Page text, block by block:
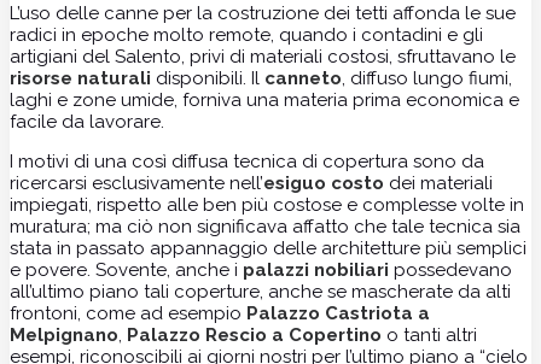
L’uso delle canne per la costruzione dei tetti affonda le sue
radici in epoche molto remote, quando i contadini e gli
artigiani del Salento, privi di materiali costosi, sfruttavano le
risorse naturali disponibili. Il canneto, diffuso lungo fiumi,
laghi e zone umide, forniva una materia prima economica e
facile da lavorare.
I motivi di una così diffusa tecnica di copertura sono da
ricercarsi esclusivamente nell’esiguo costo dei materiali
impiegati, rispetto alle ben più costose e complesse volte in
muratura; ma ciò non significava affatto che tale tecnica sia
stata in passato appannaggio delle architetture più semplici
e povere. Sovente, anche i palazzi nobiliari possedevano
all’ultimo piano tali coperture, anche se mascherate da alti
frontoni, come ad esempio Palazzo Castriota a
Melpignano, Palazzo Rescio a Copertino o tanti altri
esempi, riconoscibili ai giorni nostri per l’ultimo piano a “cielo